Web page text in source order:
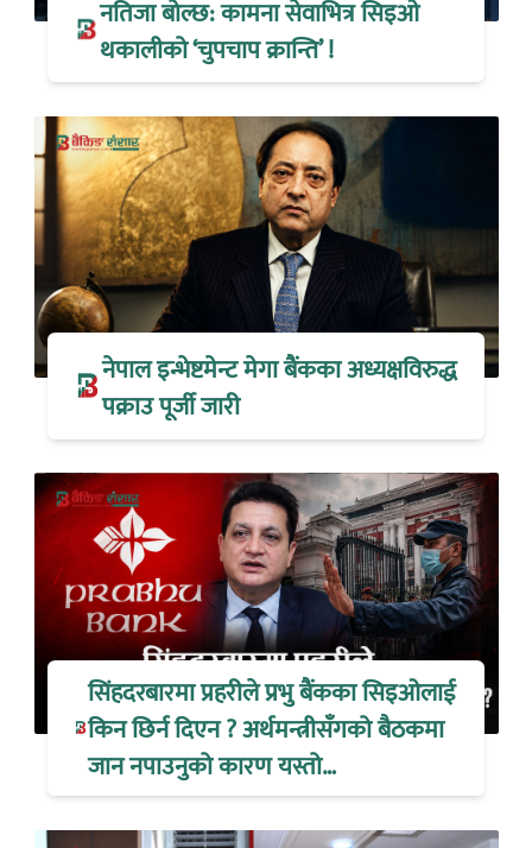
नतिजा बोल्छ: कामना सेवाभित्र सिइओ
थकालीको ‘चुपचाप क्रान्ति’ !
नेपाल इन्भेष्टमेन्ट मेगा बैंकका अध्यक्षविरुद्ध
पक्राउ पूर्जी जारी
सिंहदरबारमा प्रहरीले प्रभु बैंकका सिइओलाई
किन छिर्न दिएन ? अर्थमन्त्रीसँगको बैठकमा
जान नपाउनुको कारण यस्तो…